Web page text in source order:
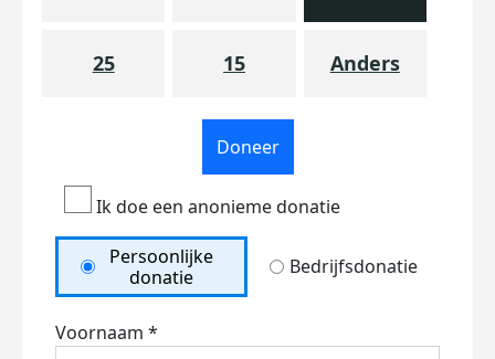
25 15 Anders
Doneer
Ik doe een anonieme donatie
Persoonlijke
donatie
Bedrijfsdonatie
Voornaam *